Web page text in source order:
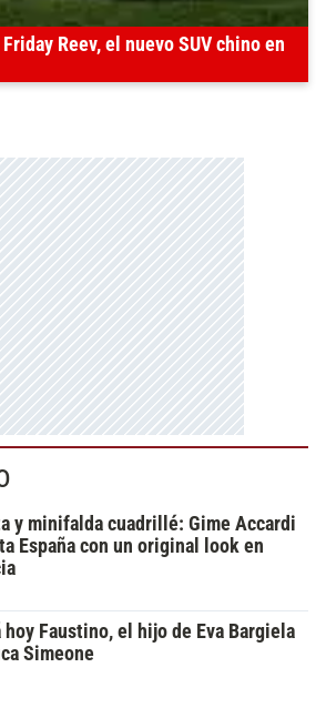
Reev, el nuevo SUV chino en
y minifalda cuadrillé: Gime Accardi
España con un original look en
Faustino, el hijo de Eva Bargiela
Simeone